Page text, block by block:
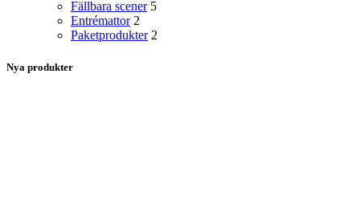
Fällbara scener 5
Entrémattor 2
Paketprodukter 2
Nya produkter